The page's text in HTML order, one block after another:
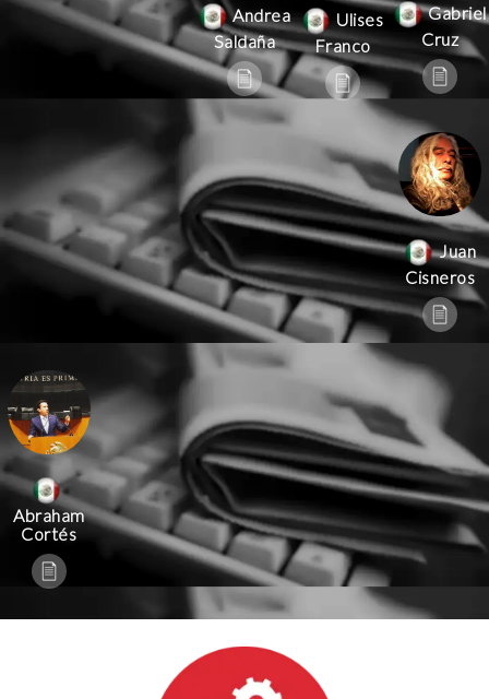
Andrea
Saldaña
Ulises
Franco
Gabriel
Cruz
Juan
Cisneros
Abraham
Cortés